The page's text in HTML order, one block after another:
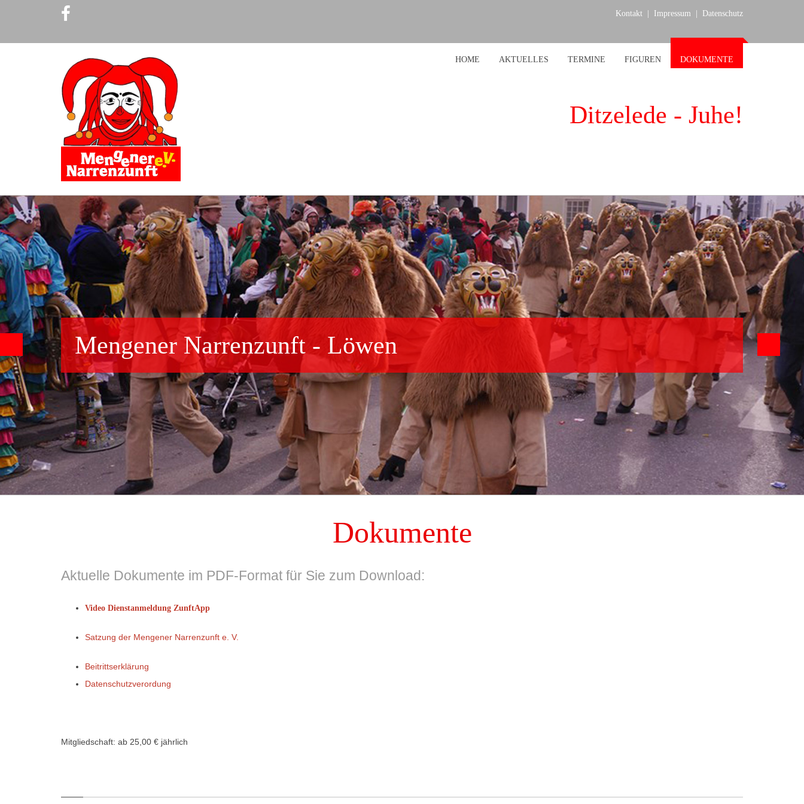
Kontakt Impressum Datenschutz
HOME AKTUELLES TERMINE FIGUREN DOKUMENTE
Ditzelede - Juhe!
Mengener Narrenzunft - Löwen
Dokumente
Aktuelle Dokumente im PDF-Format für Sie zum Download:
Video Dienstanmeldung ZunftApp
Satzung der Mengener Narrenzunft e. V.
Beitrittserklärung
Datenschutzverordung
Mitgliedschaft: ab 25,00 € jährlich